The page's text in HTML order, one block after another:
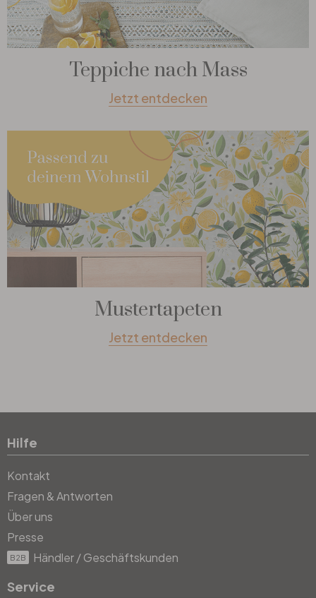
Teppiche nach Mass
Jetzt entdecken
Mustertapeten
Jetzt entdecken
Hilfe
Kontakt
Fragen & Antworten
Über uns
Presse
B2B Händler / Geschäftskunden
Service